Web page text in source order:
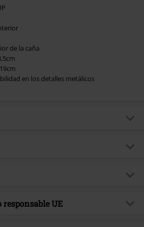
de la caña
en los detalles metálicos
Look Gótico, Ropa Rockera
Liso
Piel
responsable UE